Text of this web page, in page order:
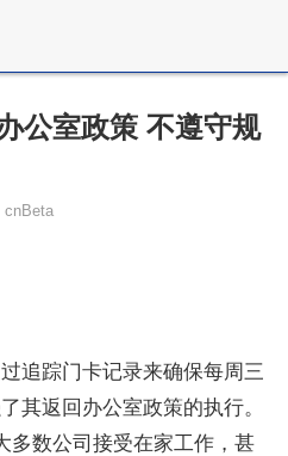
公室政策 不遵守规
cnBeta
追踪门卡记录来确保每周三
其返回办公室政策的执行。
多数公司接受在家工作，甚